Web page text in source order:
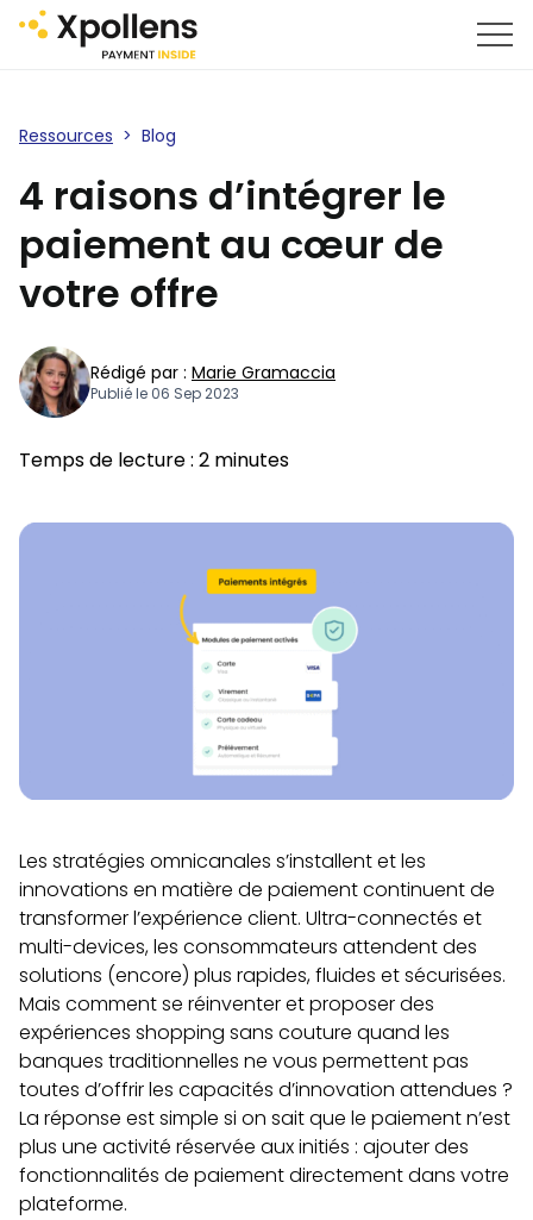
Ressources > Blog
4 raisons d’intégrer le
paiement au cœur de
votre offre
Rédigé par : Marie Gramaccia
Publié le 06 Sep 2023
Temps de lecture : 2 minutes
Les stratégies omnicanales s’installent et les
innovations en matière de paiement continuent de
transformer l’expérience client. Ultra-connectés et
multi-devices, les consommateurs attendent des
solutions (encore) plus rapides, fluides et sécurisées.
Mais comment se réinventer et proposer des
expériences shopping sans couture quand les
banques traditionnelles ne vous permettent pas
toutes d’offrir les capacités d’innovation attendues ?
La réponse est simple si on sait que le paiement n’est
plus une activité réservée aux initiés : ajouter des
fonctionnalités de paiement directement dans votre
plateforme.